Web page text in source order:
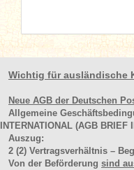
Wichtig für ausländische
Neue AGB der Deutschen
Allgemeine
INTERNATIONAL (AGB BRIEF
Auszug:
2 (2) Vertragsverhältnis –
Von der Beförderung sind